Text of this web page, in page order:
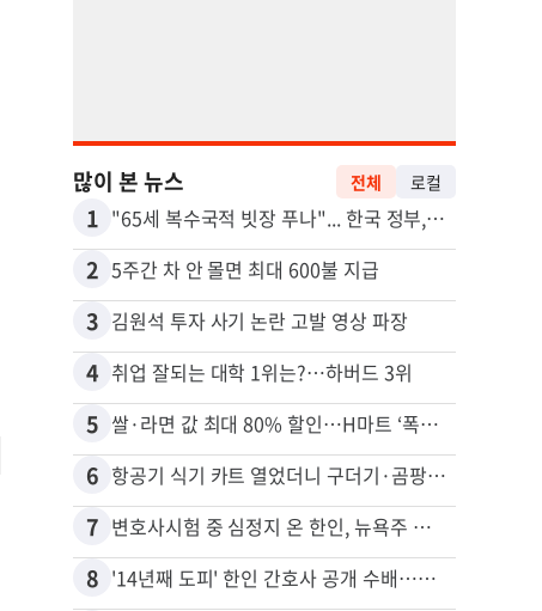
많이 본 뉴스 전체 로컬
1 "65세 복수국적 빗장 푸나"... 한국 정부, 연령 완화 전면 추진
2 5주간 차 안 몰면 최대 600불 지급
3 김원석 투자 사기 논란 고발 영상 파장
4 취업 잘되는 대학 1위는?…하버드 3위
5 쌀·라면 값 최대 80% 할인…H마트 ‘폭탄 세일’
6 항공기 식기 카트 열었더니 구더기·곰팡이…LAX 기내식 업체 논란
7 변호사시험 중 심정지 온 한인, 뉴욕주 제소
8 '14년째 도피' 한인 간호사 공개 수배…메디케어 사기 유죄